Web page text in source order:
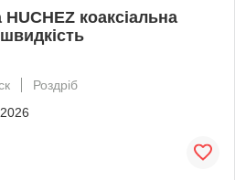
коаксіальна
Роздріб